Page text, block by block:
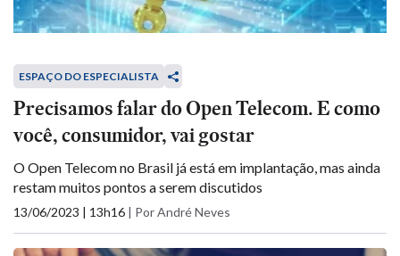
ESPAÇO DO ESPECIALISTA
Precisamos falar do Open Telecom. E como
você, consumidor, vai gostar
O Open Telecom no Brasil já está em implantação, mas ainda
restam muitos pontos a serem discutidos
13/06/2023 | 13h16 | Por André Neves